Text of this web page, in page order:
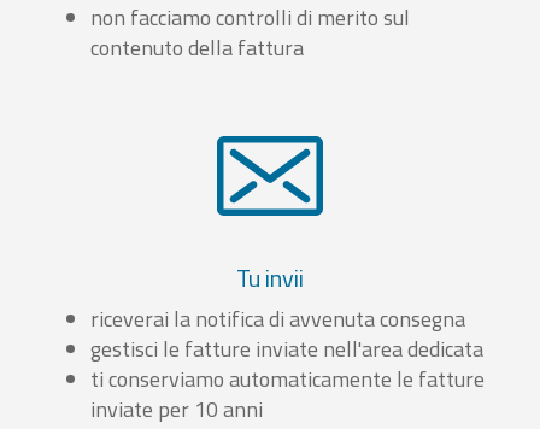
non facciamo controlli di merito sul
contenuto della fattura
Tu invii
riceverai la notifica di avvenuta consegna
gestisci le fatture inviate nell'area dedicata
ti conserviamo automaticamente le fatture
inviate per 10 anni